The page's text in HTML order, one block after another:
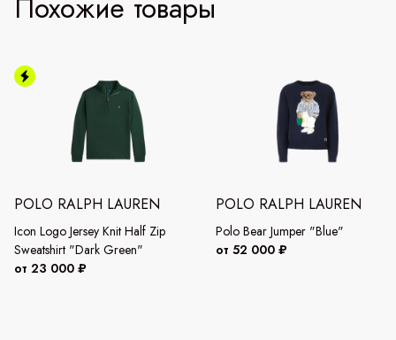
Похожие товары
POLO RALPH LAUREN
Icon Logo Jersey Knit Half Zip
Sweatshirt "Dark Green"
от 23 000 ₽
POLO RALPH LAUREN
Polo Bear Jumper "Blue"
от 52 000 ₽